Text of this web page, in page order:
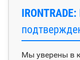
IRONTRADE:
Мы уверены в